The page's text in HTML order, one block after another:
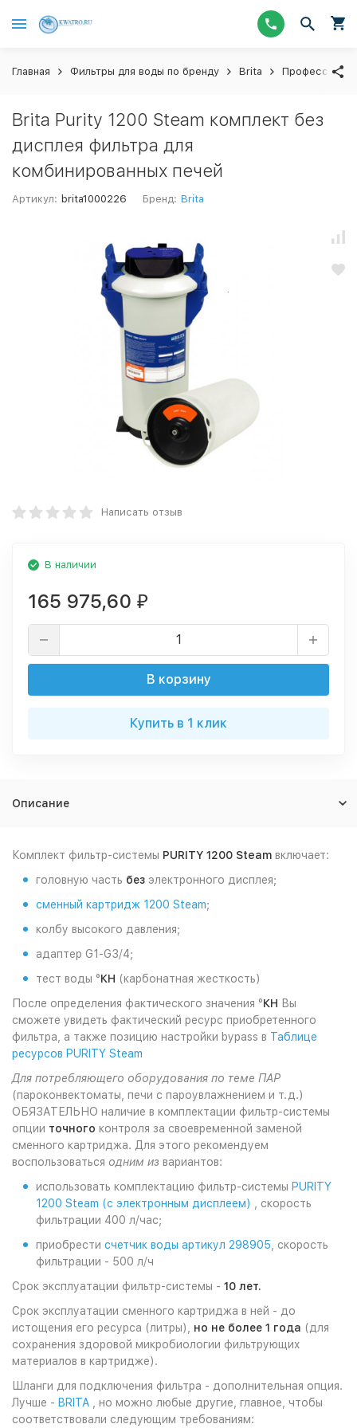
Главная Фильтры для воды по бренду Brita
Brita Purity 1200 Steam комплект без
дисплея фильтра для
комбинированных печей
Артикул: brita1000226 Бренд: Brita
Написать отзыв
В наличии
165 975,60 ₽
В корзину
Купить в 1 клик
Описание
Комплект фильтр-системы PURITY 1200 Steam включает:
головную часть без электронного дисплея;
сменный картридж 1200 Steam;
колбу высокого давления;
адаптер G1-G3/4;
тест воды °КН (карбонатная жесткость)
После определения фактического значения °КН Вы
сможете увидеть фактический ресурс приобретенного
фильтра, а также позицию настройки bypass в Таблице
ресурсов PURITY Steam
Для потребляющего оборудования по теме ПАР
(пароконвектоматы, печи с пароувлажнением и т.д.)
ОБЯЗАТЕЛЬНО наличие в комплектации фильтр-системы
опции точного контроля за своевременной заменой
сменного картриджа. Для этого рекомендуем
воспользоваться одним из вариантов:
использовать комплектацию фильтр-системы PURITY
1200 Steam (с электронным дисплеем)
, скорость
фильтрации 400 л/час;
приобрести счетчик воды артикул 298905 , скорость
фильтрации - 500 л/ч
Срок эксплуатации фильтр-системы - 10 лет.
Срок эксплуатации сменного картриджа в ней - до
истощения его ресурса (литры), но не более 1 года (для
сохранения здоровой микробиологии фильтрующих
материалов в картридже).
Шланги для подключения фильтра - дополнительная опция.
Лучше - BRITA , но можно любые другие, главное, чтобы
соответствовали следующим требованиям: